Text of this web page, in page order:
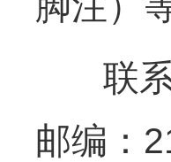
联系
邮编：